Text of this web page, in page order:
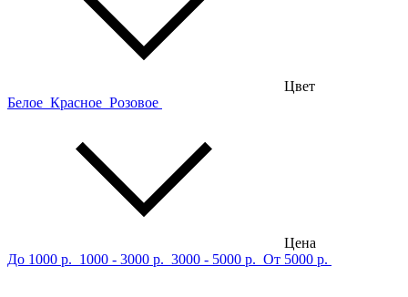
Цвет
Белое Красное Розовое
Цена
До 1000 р. 1000 - 3000 р. 3000 - 5000 р. От 5000 р.